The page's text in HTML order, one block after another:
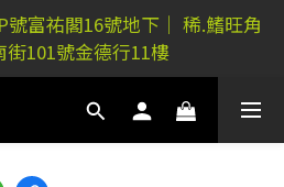
富祐閣16號地下｜ 稀.鰭旺角
街101號金德行11樓
富祐閣16號地下｜ 稀.鰭旺角
街101號金德行11樓
品，稀.鰭門市自取-額外5%折
號富祐閣16號地下｜ 稀.鰭旺角